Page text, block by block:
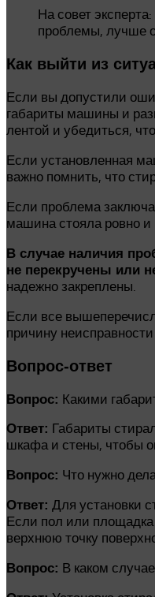
На совет
проблемы, лучше
Как выйти из
Если вы допустили
габариты машины и
лентой и убедиться,
Если установленная
важно помнить, что
Если проблема
машина стояла ровно и
В случае наличия
не перекручены или
надежно закреплены.
Если все
причину
Вопрос-ответ
Вопрос: Какими
Ответ: Габариты
шкафа и стены, чтобы
Вопрос: Что нужно
Ответ: Для установки
Если пол или
верхнюю точку
Вопрос: В каком